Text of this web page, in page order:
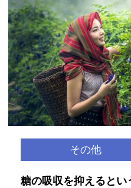
その他
糖の吸収を抑えると